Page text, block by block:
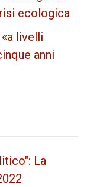
ecologica
livelli
anni
La